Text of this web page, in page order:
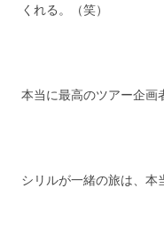
くれる。（笑）
本当に最高のツアー企画
シリルが一緒の旅は、本